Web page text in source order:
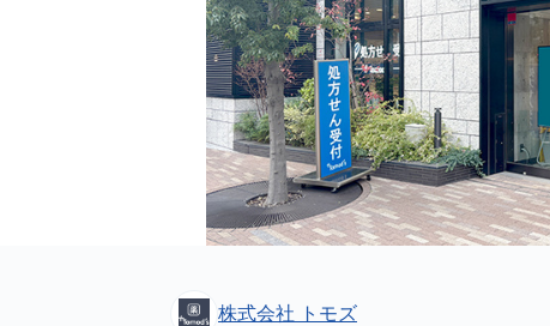
株式会社 トモズ